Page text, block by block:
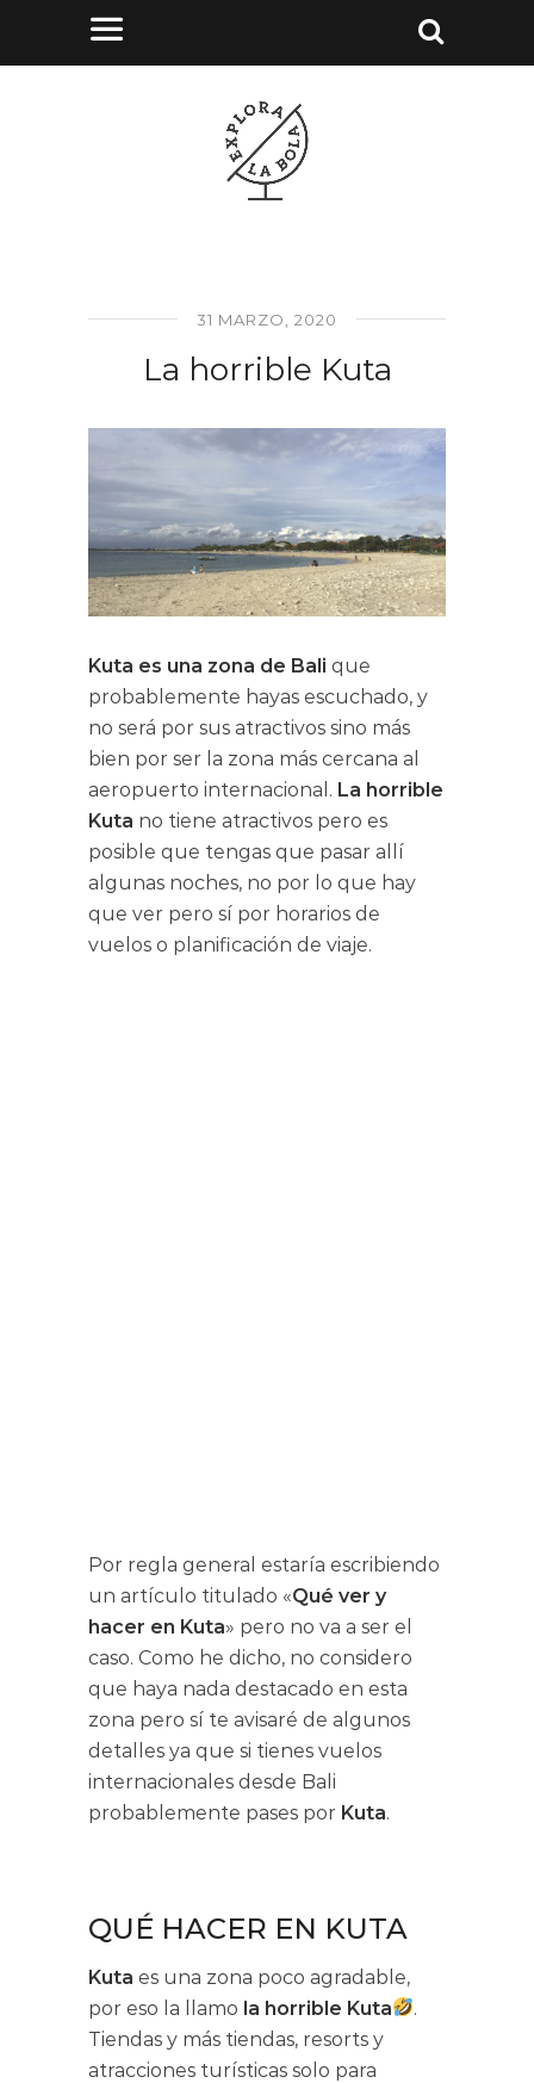
31 MARZO, 2020
La horrible Kuta
Kuta es una zona de Bali que
probablemente hayas escuchado, y
no será por sus atractivos sino más
bien por ser la zona más cercana al
aeropuerto internacional. La horrible
Kuta no tiene atractivos pero es
posible que tengas que pasar allí
algunas noches, no por lo que hay
que ver pero sí por horarios de
vuelos o planificación de viaje.
Por regla general estaría escribiendo
un artículo titulado «Qué ver y
hacer en Kuta» pero no va a ser el
caso. Como he dicho, no considero
que haya nada destacado en esta
zona pero sí te avisaré de algunos
detalles ya que si tienes vuelos
internacionales desde Bali
probablemente pases por Kuta.
QUÉ HACER EN KUTA
Kuta es una zona poco agradable,
por eso la llamo la horrible Kuta
.
Tiendas y más tiendas, resorts y
atracciones turísticas solo para